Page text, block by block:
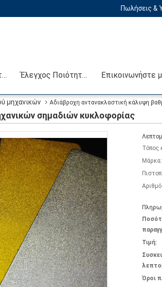
Πωλήσεις &
Επισκεψή εργοστασίου Έλεγχος Ποιότητας
μηχανικών Αδιάβροχη αντανακλαστική κάλυψη
σημαδιών κυκλοφορίας
Τόπος
Μάρκα:
Τιμή:
Όροι